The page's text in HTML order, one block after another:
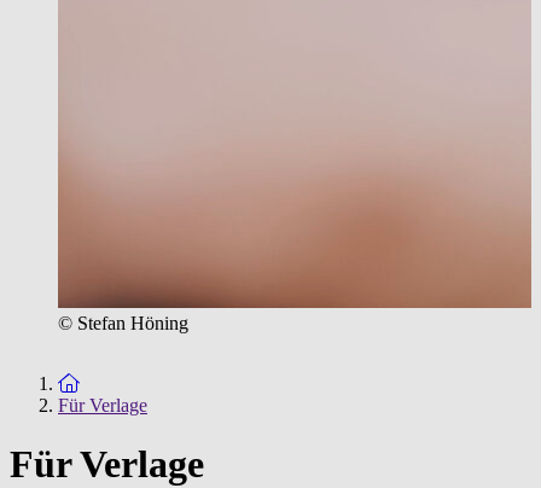
© Stefan Höning
Zur Startseite
Für Verlage
Für Verlage